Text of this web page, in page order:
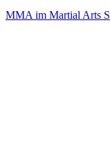
MMA im Martial Arts